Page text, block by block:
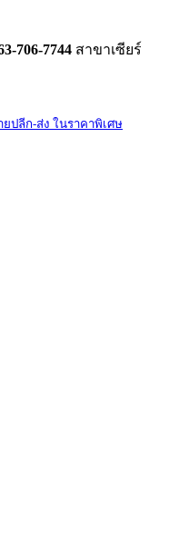
706-7744 สาขาเซียร์
ปลีก-ส่ง ในราคาพิเศษ